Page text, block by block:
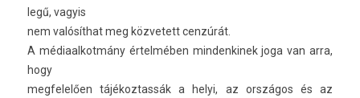
legű, vagyis
nem valósíthat meg köz­vetett cenzúrát.
A médiaal­kotmány értelmében min­denkinek joga van arra,
hogy
meg­felelő­en tájékoz­tassák a helyi, az országos és az